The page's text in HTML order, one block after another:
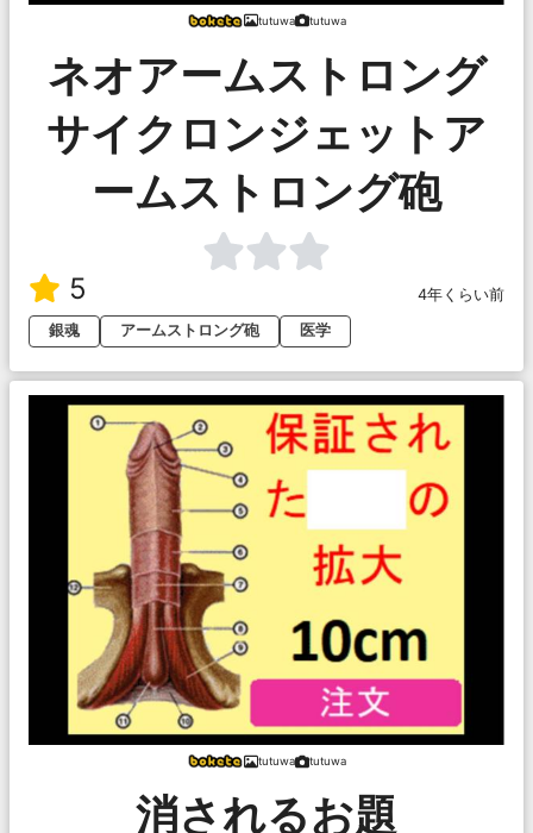
tutuwa tutuwa
ネオアームストロング
サイクロンジェットア
ームストロング砲
5
4年くらい前
銀魂
アームストロング砲 医学
tutuwa tutuwa
消されるお題